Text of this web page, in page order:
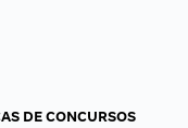
DE CONCURSOS